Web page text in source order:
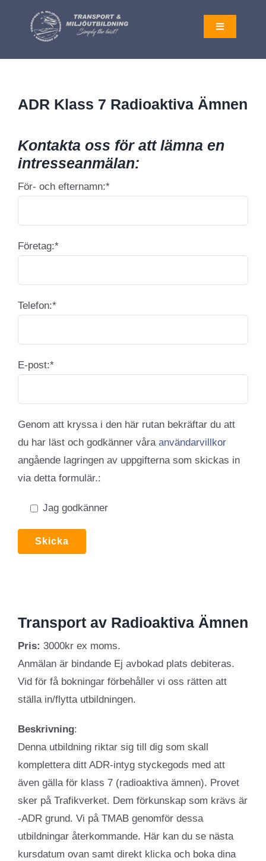
innehållet
Toggle
Navigation
UTBILDNINGAR
OM OSS
LOGGA IN
ADR Klass 7 Radioaktiva Ämnen
Kontakta oss för att lämna en
intresseanmälan:
För- och efternamn:*
Företag:*
Telefon:*
E-post:*
Genom att kryssa i den här rutan bekräftar du att
du har läst och godkänner våra användarvillkor
angående lagringen av uppgifterna som skickas in
via detta formulär.:
Jag godkänner
Transport av Radioaktiva Ämnen
Pris: 3000kr ex moms.
Anmälan är bindande Ej avbokad plats debiteras.
Vid för få bokningar förbehåller vi oss rätten att
ställa in/flytta utbildningen.
Beskrivning:
Denna utbildning riktar sig till dig som skall
komplettera ditt ADR-intyg styckegods med att
även gälla för klass 7 (radioaktiva ämnen). Provet
sker på Trafikverket. Dem förkunskap som krävs är
-ADR grund. Vi på TMAB genomför dessa
utbildningar återkommande. Här kan du se nästa
kursdatum ovan samt direkt klicka och boka dina